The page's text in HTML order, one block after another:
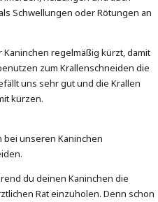
Schwellungen oder Rötungen an
regelmäßig kürzt, damit
zum Krallenschneiden die
uns sehr gut und die Krallen
kürzen.
bei unseren Kaninchen
du deinen Kaninchen die
Rat einzuholen. Denn schon